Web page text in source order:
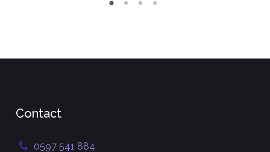
Contact
0597 541 884